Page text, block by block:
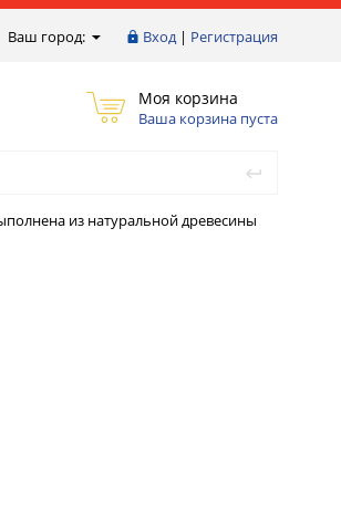
Ваш город: Вход| Регистрация
Моя корзина
Ваша корзина пуста
из натуральной древесины